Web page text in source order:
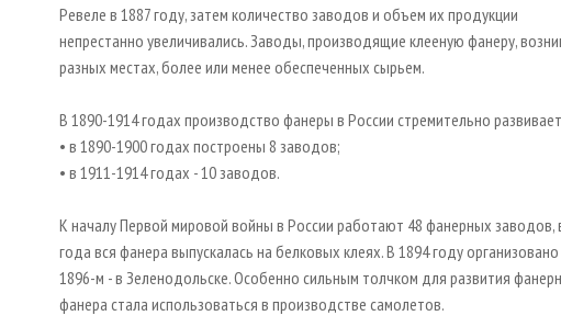
Ревеле в 1887 году, затем количество заводов и объем их продукции
непрестанно увеличивались. Заводы, производящие клееную фанеру,
разных местах, более или менее обеспеченных сырьем.
В 1890-1914 годах производство фанеры в России стремительно
• в 1890-1900 годах построены 8 заводов;
• в 1911-1914 годах - 10 заводов.
К началу Первой мировой войны в России работают 48 фанерных
года вся фанера выпускалась на белковых клеях. В 1894 году
1896-м - в Зеленодольске. Особенно сильным толчком для развития
фанера стала использоваться в производстве самолетов.